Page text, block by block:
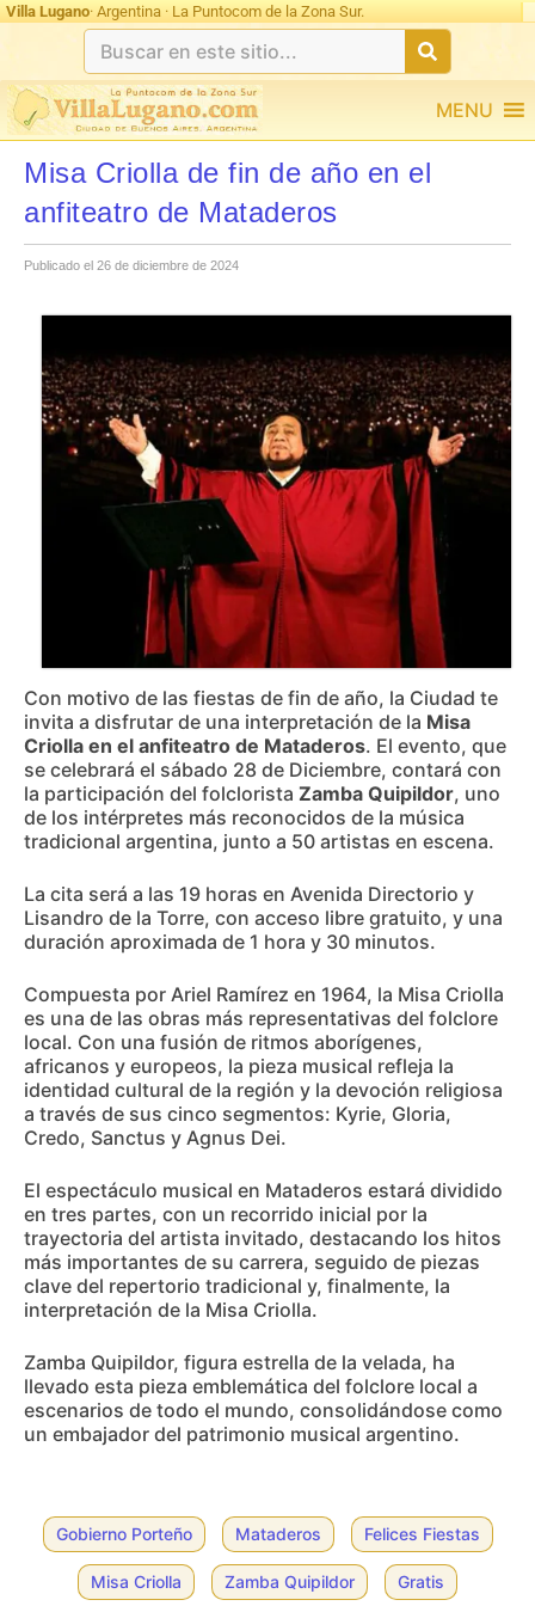
Villa Lugano· Argentina · La Puntocom de la Zona Sur.
MENU
Misa Criolla de fin de año en el
anfiteatro de Mataderos
Publicado el 26 de diciembre de 2024
Con motivo de las fiestas de fin de año, la Ciudad te
invita a disfrutar de una interpretación de la Misa
Criolla en el anfiteatro de Mataderos. El evento, que
se celebrará el sábado 28 de Diciembre, contará con
la participación del folclorista Zamba Quipildor, uno
de los intérpretes más reconocidos de la música
tradicional argentina, junto a 50 artistas en escena.
La cita será a las 19 horas en Avenida Directorio y
Lisandro de la Torre, con acceso libre gratuito, y una
duración aproximada de 1 hora y 30 minutos.
Compuesta por Ariel Ramírez en 1964, la Misa Criolla
es una de las obras más representativas del folclore
local. Con una fusión de ritmos aborígenes,
africanos y europeos, la pieza musical refleja la
identidad cultural de la región y la devoción religiosa
a través de sus cinco segmentos: Kyrie, Gloria,
Credo, Sanctus y Agnus Dei.
El espectáculo musical en Mataderos estará dividido
en tres partes, con un recorrido inicial por la
trayectoria del artista invitado, destacando los hitos
más importantes de su carrera, seguido de piezas
clave del repertorio tradicional y, finalmente, la
interpretación de la Misa Criolla.
Zamba Quipildor, figura estrella de la velada, ha
llevado esta pieza emblemática del folclore local a
escenarios de todo el mundo, consolidándose como
un embajador del patrimonio musical argentino.
Gobierno Porteño Mataderos Felices Fiestas
Misa Criolla Zamba Quipildor Gratis